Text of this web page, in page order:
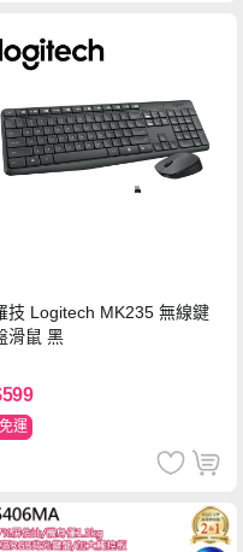
技 Logitech MK235 無線鍵
滑鼠 黑
免運